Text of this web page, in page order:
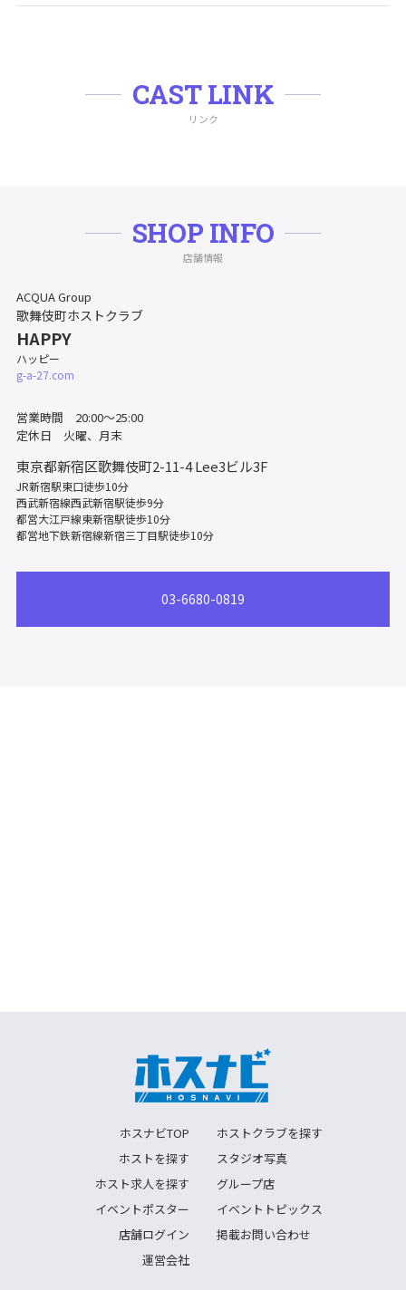
CAST LINK
リンク
SHOP INFO
店舗情報
ACQUA Group
歌舞伎町ホストクラブ
HAPPY
ハッピー
g-a-27.com
営業時間 20:00～25:00
定休日 火曜、月末
東京都新宿区歌舞伎町2-11-4Lee3ビル3F
JR新宿駅東口徒歩10分
西武新宿線西武新宿駅徒歩9分
都営大江戸線東新宿駅徒歩10分
都営地下鉄新宿線新宿三丁目駅徒歩10分
03-6680-0819
ホスナビTOP
ホストクラブを探す
ホストを探す
スタジオ写真
ホスト求人を探す
グループ店
イベントポスター
イベントトピックス
店舗ログイン
掲載お問い合わせ
運営会社